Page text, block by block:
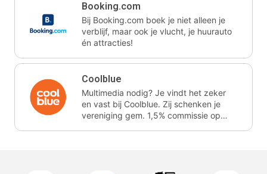
Booking.com
Bij Booking.com boek je niet alleen je
verblijf, maar ook je vlucht, je huurauto
én attracties!
Coolblue
Multimedia nodig? Je vindt het zeker
en vast bij Coolblue. Zij schenken je
vereniging gem. 1,5% commissie op